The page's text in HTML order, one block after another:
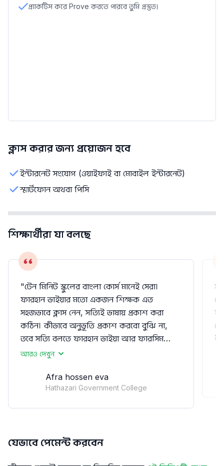
প্র্যাকটিস করে Prove করতে পারবে তুমি প্রস্তুত।
ক্লাস করার জন্য প্রয়োজন হবে
ইন্টারনেট সংযোগ (ওয়াইফাই বা মোবাইল ইন্টারনেট)
স্মার্টফোন অথবা পিসি
শিক্ষার্থীরা যা বলছে
"টেন মিনিট স্কুলের বাংলা কোর্স মানেই সেরা।
ফারহান ভাইয়ার মতো একজন শিক্ষক এত
সহজভাবে ক্লাস নেন, সত্যিই ভাষায় প্রকাশ করা
কঠিন। কীভাবে অনুভূতি প্রকাশ করবো বুঝি না,
তবে সত্যি বলতে ফারহান ভাইয়া আর ফারসিম
ভাইয়া দুজনেই খুব সুন্দরভাবে বাংলা পড়ান। কলেজ
স্কুলের বাংলা কোর্সের তুলনাই চলে না, পার্থক্য
অনেক বড়।
আরও দেখুন
Afra hossen eva
Hathazari Government College
যেভাবে পেমেন্ট করবেন